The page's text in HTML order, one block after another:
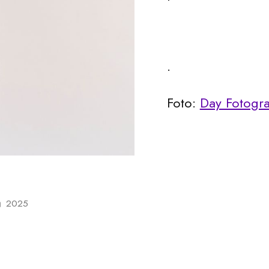
.
Foto: Day
Publicerat
2025